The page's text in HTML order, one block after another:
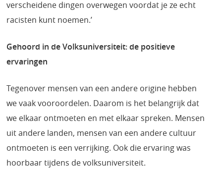
verscheidene dingen overwegen voordat je ze echt
racisten kunt noemen.’
Gehoord in de Volksuniversiteit: de positieve
ervaringen
Tegenover mensen van een andere origine hebben
we vaak vooroordelen. Daarom is het belangrijk dat
we elkaar ontmoeten en met elkaar spreken. Mensen
uit andere landen, mensen van een andere cultuur
ontmoeten is een verrijking. Ook die ervaring was
hoorbaar tijdens de volksuniversiteit.